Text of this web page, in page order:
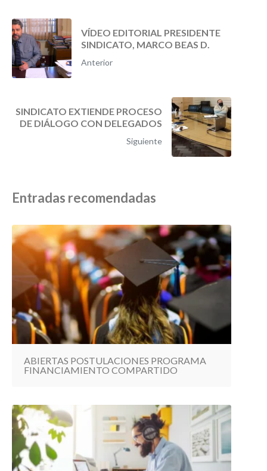
VÍDEO EDITORIAL PRESIDENTE
SINDICATO, MARCO BEAS D.
Anterior
SINDICATO EXTIENDE PROCESO
DE DIÁLOGO CON DELEGADOS
Siguiente
Entradas recomendadas
ABIERTAS POSTULACIONES PROGRAMA
FINANCIAMIENTO COMPARTIDO